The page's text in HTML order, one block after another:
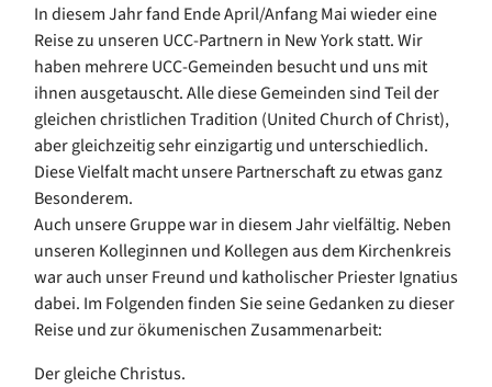
In diesem Jahr fand Ende April/Anfang Mai wieder eine
Reise zu unseren UCC-Partnern in New York statt. Wir
haben mehrere UCC-Gemeinden besucht und uns mit
ihnen ausgetauscht. Alle diese Gemeinden sind Teil der
gleichen christlichen Tradition (United Church of Christ),
aber gleichzeitig sehr einzigartig und unterschiedlich.
Diese Vielfalt macht unsere Partnerschaft zu etwas ganz
Besonderem.
Auch unsere Gruppe war in diesem Jahr vielfältig. Neben
unseren Kolleginnen und Kollegen aus dem Kirchenkreis
war auch unser Freund und katholischer Priester Ignatius
dabei. Im Folgenden finden Sie seine Gedanken zu dieser
Reise und zur ökumenischen Zusammenarbeit:
Der gleiche Christus.